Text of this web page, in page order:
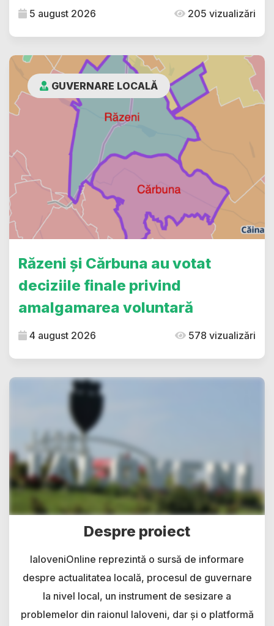
5 august 2026 205 vizualizări
GUVERNARE LOCALĂ
Răzeni și Cărbuna au votat
deciziile finale privind
amalgamarea voluntară
4 august 2026 578 vizualizări
Despre proiect
IaloveniOnline reprezintă o sursă de informare
despre actualitatea locală, procesul de guvernare
la nivel local, un instrument de sesizare a
problemelor din raionul Ialoveni, dar și o platformă